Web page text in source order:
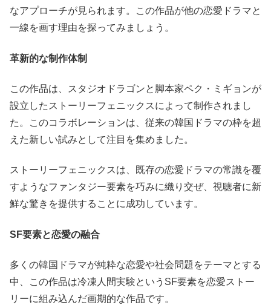
なアプローチが見られます。この作品が他の恋愛ドラマと
一線を画す理由を探ってみましょう。
革新的な制作体制
この作品は、スタジオドラゴンと脚本家ペク・ミギョンが
設立したストーリーフェニックスによって制作されまし
た。このコラボレーションは、従来の韓国ドラマの枠を超
えた新しい試みとして注目を集めました。
ストーリーフェニックスは、既存の恋愛ドラマの常識を覆
すようなファンタジー要素を巧みに織り交ぜ、視聴者に新
鮮な驚きを提供することに成功しています。
SF要素と恋愛の融合
多くの韓国ドラマが純粋な恋愛や社会問題をテーマとする
中、この作品は冷凍人間実験というSF要素を恋愛ストー
リーに組み込んだ画期的な作品です。